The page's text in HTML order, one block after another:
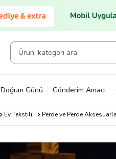
Doğum Günü Gönderim Amacı
Ev Tekstili Perde ve Perde